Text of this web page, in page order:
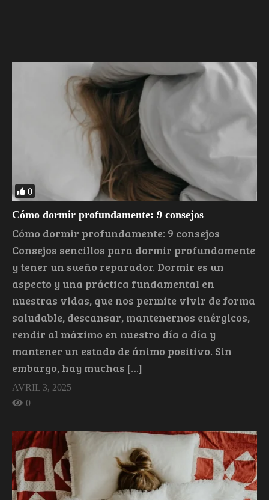
0
Cómo dormir profundamente: 9 consejos
Cómo dormir profundamente: 9 consejos
Consejos sencillos para dormir profundamente
y tener un sueño reparador. Dormir es un
aspecto y una práctica fundamental en
nuestras vidas, que nos permite vivir de forma
saludable, descansar, mantenernos enérgicos,
rendir al máximo en nuestro día a día y
mantener un estado de ánimo positivo. Sin
embargo, hay muchas […]
AVRIL 3, 2025
0